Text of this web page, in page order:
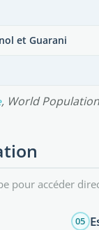
et Guarani
, World
pour accéder
05